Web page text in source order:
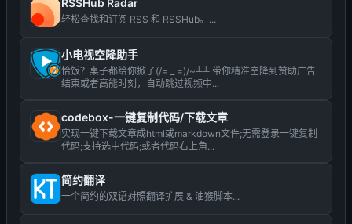
RSSHub Radar
轻松查找和订阅 RSS 和 RSSHub。...
小电视空降助手
恰饭？桌子都给你掀了(/= _ =)/~┴┴ 带你精准空降到赞助广告
结束或者高能时刻，自动跳过视频中...
codebox-一键复制代码/下载文章
实现一键下载文章成html或markdown文件;无需登录一键复制
代码;支持选中代码;或者代码右上角...
简约翻译
一个简约的双语对照翻译扩展 & 油猴脚本...